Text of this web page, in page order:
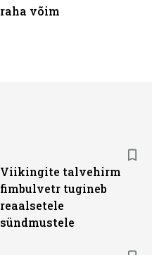
raha võim
Viikingite talvehirm
fimbulvetr tugineb
reaalsetele
sündmustele